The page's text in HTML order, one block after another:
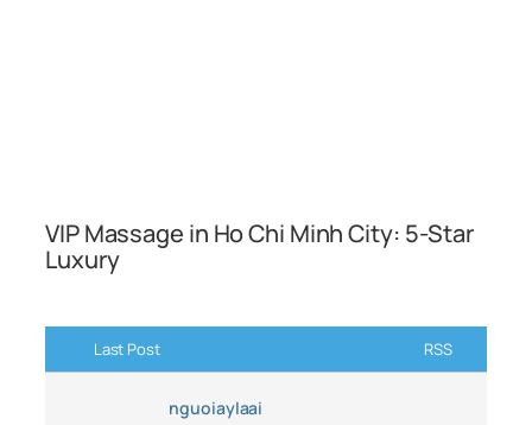
VIP Massage in Ho Chi Minh City: 5-Star
Luxury
Last Post RSS
nguoiaylaai